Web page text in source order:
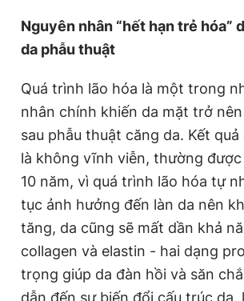
Đọc Thanh Niên trên điện thoại
Theo dõi báo trên
Hotline
0906 645 777
Liên hệ
0908 780
Nguyên nhân “hết hạn trẻ hóa”
da phẫu thuật
Quá trình lão hóa là một trong
nhân chính khiến da mặt trở
sau phẫu thuật căng da. Kết
là không vĩnh viễn, thường
10 năm, vì quá trình lão hóa tự
tục ảnh hưởng đến làn da nên
tăng, da cũng sẽ mất dần khả
collagen và elastin - hai dạng
trọng giúp da đàn hồi và săn
dẫn đến sự biến đổi cấu trúc da,